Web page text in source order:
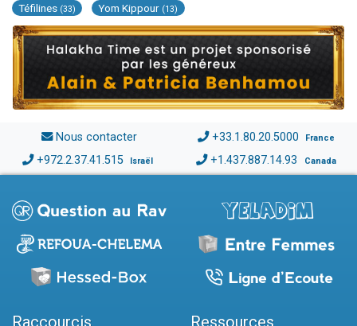
Téfilines (33) Yom Kippour (13)
Nous contacter +33.1.80.20.5000 France
+972.2.37.41.515 Israël +1.437.887.14.93 Canada